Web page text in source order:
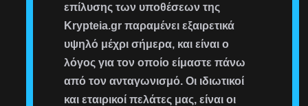
επίλυσης των υποθέσεων της
Krypteia.gr παραμένει εξαιρετικά
υψηλό μέχρι σήμερα, και είναι ο
λόγος για τον οποίο είμαστε πάνω
από τον ανταγωνισμό. Οι ιδιωτικοί
και εταιρικοί πελάτες μας, είναι οι